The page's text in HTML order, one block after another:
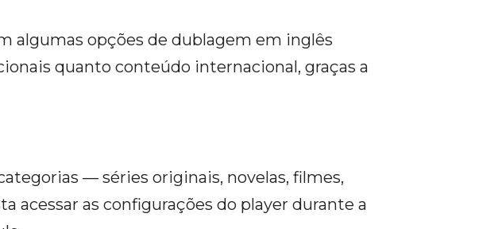
algumas opções de dublagem em inglês
quanto conteúdo internacional, graças a
— séries originais, novelas, filmes,
acessar as configurações do player durante a